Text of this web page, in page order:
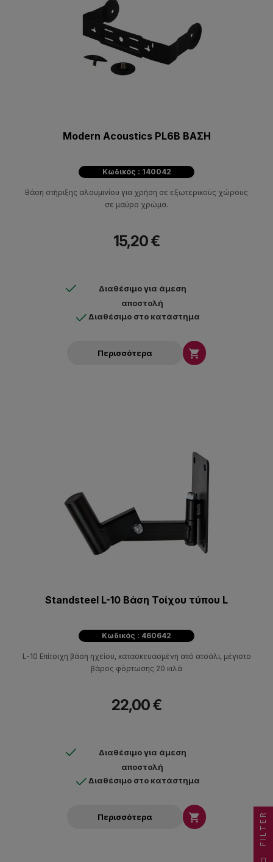
Modern Acoustics PL6B ΒΑΣΗ
Κωδικός : 140042
Βάση στήριξης αλουμινίου για χρήση σε εξωτερικούς χώρους
σε μαύρο χρώμα.
15,20 €
Διαθέσιμο για άμεση
αποστολή
Διαθέσιμο στο κατάστημα
Περισσότερα 
Standsteel L-10 Bάση Τοίχου τύπου L
Κωδικός : 460642
L-10 Επίτοιχη βάση ηχείου, κατασκευασμένη από ατσάλι, μέγιστο
βάρος φόρτωσης 20 κιλά
22,00 €
Διαθέσιμο για άμεση
αποστολή
Διαθέσιμο στο κατάστημα
Περισσότερα  FILTER